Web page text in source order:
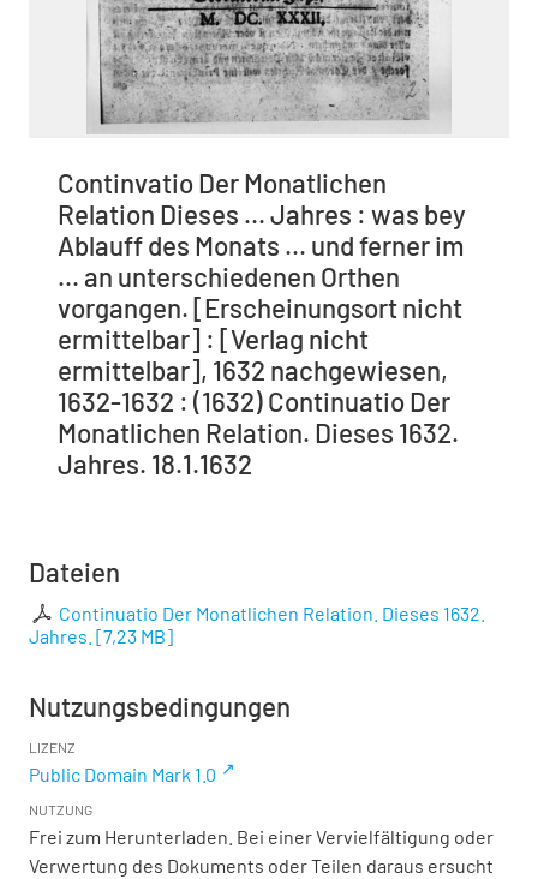
Continvatio Der Monatlichen
Relation Dieses ... Jahres : was bey
Ablauff des Monats ... und ferner im
... an unterschiedenen Orthen
vorgangen. [Erscheinungsort nicht
ermittelbar] : [Verlag nicht
ermittelbar], 1632 nachgewiesen,
1632-1632 : (1632) Continuatio Der
Monatlichen Relation. Dieses 1632.
Jahres. 18.1.1632
Dateien
Continuatio Der Monatlichen Relation. Dieses 1632.
Jahres. [7,23 MB]
Nutzungsbedingungen
LIZENZ
Public Domain Mark 1.0
NUTZUNG
Frei zum Herunterladen. Bei einer Vervielfältigung oder
Verwertung des Dokuments oder Teilen daraus ersucht